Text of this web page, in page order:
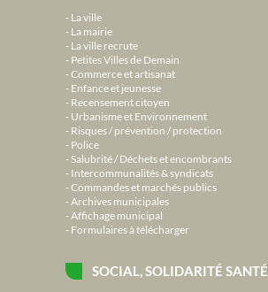
La ville
La mairie
La ville recrute
Petites Villes de Demain
Commerce et artisanat
Enfance et jeunesse
Recensement citoyen
Urbanisme et Environnement
Risques / prévention / protection
Police
Salubrité / Déchets et encombrants
Intercommunalités & syndicats
Commandes et marchés publics
Archives municipales
Affichage municipal
Formulaires à télécharger
SOCIAL, SOLIDARITÉ SANTÉ